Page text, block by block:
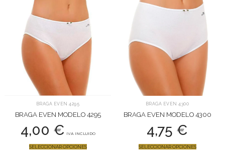
BRAGA EVEN 4295
BRAGA EVEN MODELO 4295
4,00 € IVA INCLUIDO
SELECCIONAR OPCIONES
BRAGA EVEN 4300
BRAGA EVEN MODELO 4300
4,75 €
SELECCIONAR OPCIONES